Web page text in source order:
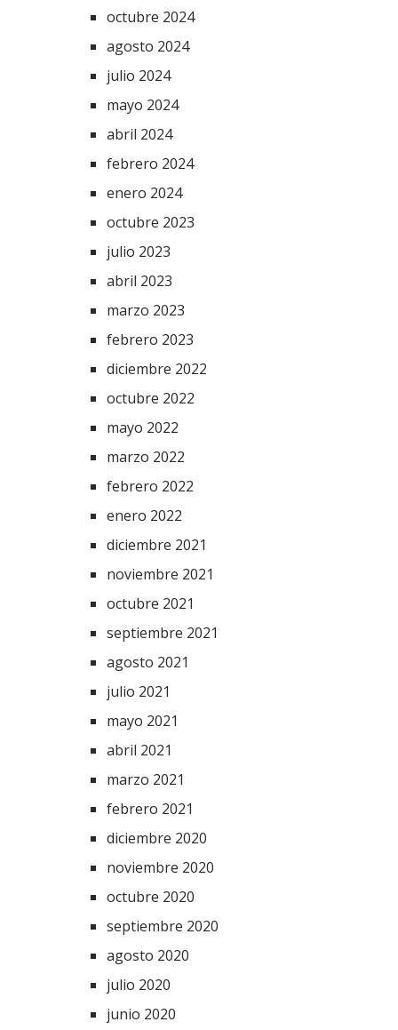
octubre 2024
agosto 2024
julio 2024
mayo 2024
abril 2024
febrero 2024
enero 2024
octubre 2023
julio 2023
abril 2023
marzo 2023
febrero 2023
diciembre 2022
octubre 2022
mayo 2022
marzo 2022
febrero 2022
enero 2022
diciembre 2021
noviembre 2021
octubre 2021
septiembre 2021
agosto 2021
julio 2021
mayo 2021
abril 2021
marzo 2021
febrero 2021
diciembre 2020
noviembre 2020
octubre 2020
septiembre 2020
agosto 2020
julio 2020
junio 2020